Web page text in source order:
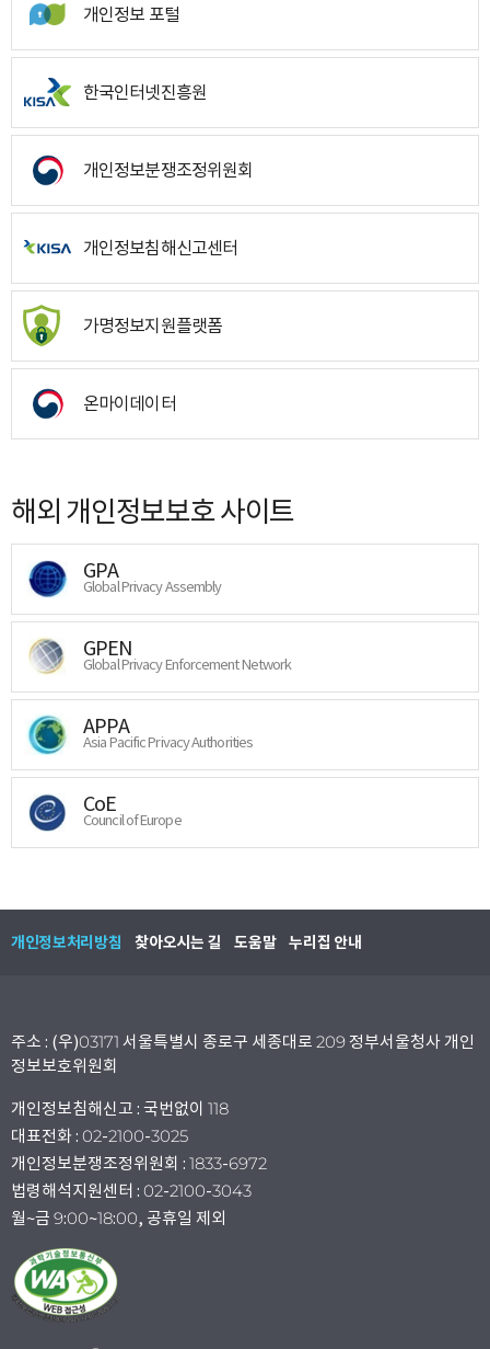
개인정보 포털
한국인터넷진흥원
개인정보분쟁조정위원회
개인정보침해신고센터
가명정보지원플랫폼
온마이데이터
해외 개인정보보호 사이트
GPA
Global Privacy Assembly
GPEN
Global Privacy Enforcement Network
APPA
Asia Pacific Privacy Authorities
CoE
Council of Europe
개인정보처리방침 찾아오시는 길 도움말 누리집 안내
주소 : (우)03171 서울특별시 종로구 세종대로 209 정부서울청사 개인
정보보호위원회
개인정보침해신고 : 국번없이 118
대표전화 : 02-2100-3025
개인정보분쟁조정위원회 : 1833-6972
법령해석지원센터 : 02-2100-3043
월~금 9:00~18:00, 공휴일 제외